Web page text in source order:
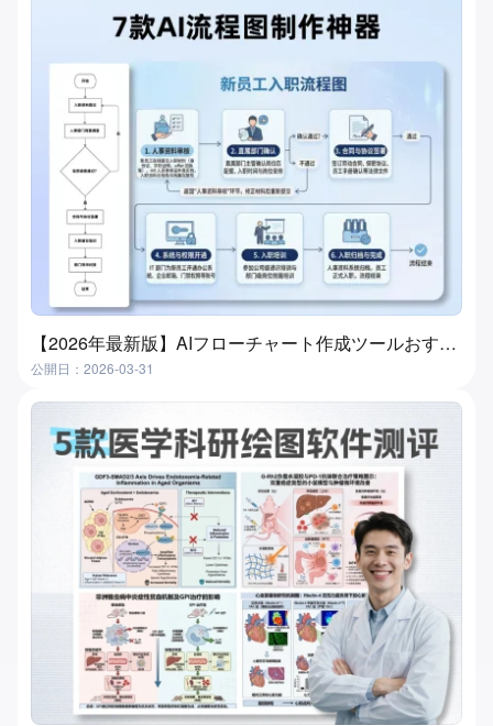
【2026年最新版】AIフローチャート作成ツールおすすめ7選｜3分で自動生成、初心者でも簡単
公開日：2026-03-31